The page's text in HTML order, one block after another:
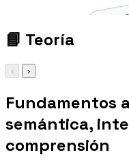
📘 Teoría
‹ ›
Fundamentos
semántica,
comprensión